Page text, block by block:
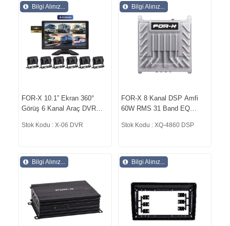
Bilgi Alınız...
FOR-X 10.1” Ekran 360°
Görüş 6 Kanal Araç DVR
Stok Kodu : X-06 DVR
Bilgi Alınız...
FOR-X 8 Kanal DSP Amfi
60W RMS 31 Band EQ
İşlemcisi XQ-4860 DSP
Stok Kodu : XQ-4860 DSP
Bilgi Alınız... Bilgi Alınız...